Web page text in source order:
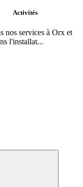
Activités
nos services à Orx et
l'installat...